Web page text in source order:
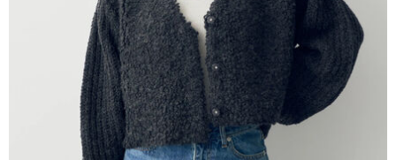
用戶於交易時，得透過本服務購買商品或服務，並由商店將買賣／分期付款
買賣價金債權讓與本公司後，依約使用本公司帳單繳交帳款。
2.基於同意付款使用「大哥付你分期」之契約關係目的，商店將以您的個人
資料（包含姓名、電話或地址）提供予台灣大哥大進項蒐集、處理及利用，
由本公司與您本人進行分期帳單所需資料之確認、核對及更正。
3.完整用戶服務條款，請詳閱以下連結：https://oppay.tw/userRule
※ 請注意：結帳手續完成當下不需立刻繳費，但若您需要取消訂單，請聯絡
購買商品的店家。未經商家同意取消之訂單仍視為有效，需透過AFTEE先享
後付繳納相關費用。
※ 交易是否成功請以「AFTEE先享後付 」之結帳頁面顯示為準，若有關於
是否繳費成功／繳費後需取消欲退款等相關疑問，請聯繫「AFTEE先享後付
客戶支援中心」 https://netprotections.freshdesk.com/support/home
【注意事項】
１．透過由恩沛科技股份有限公司提供之「AFTEE先享後付」服務完成之交
易，需依本服務之必要範圍內提供個人資料，並將交易相關給付款項請求債
每筆NT$60，滿NT$888(含以上)免運費
萊爾富純取貨
每筆NT$60，滿NT$888(含以上)免運費
7-11取貨付款
每筆NT$60，滿NT$888(含以上)免運費